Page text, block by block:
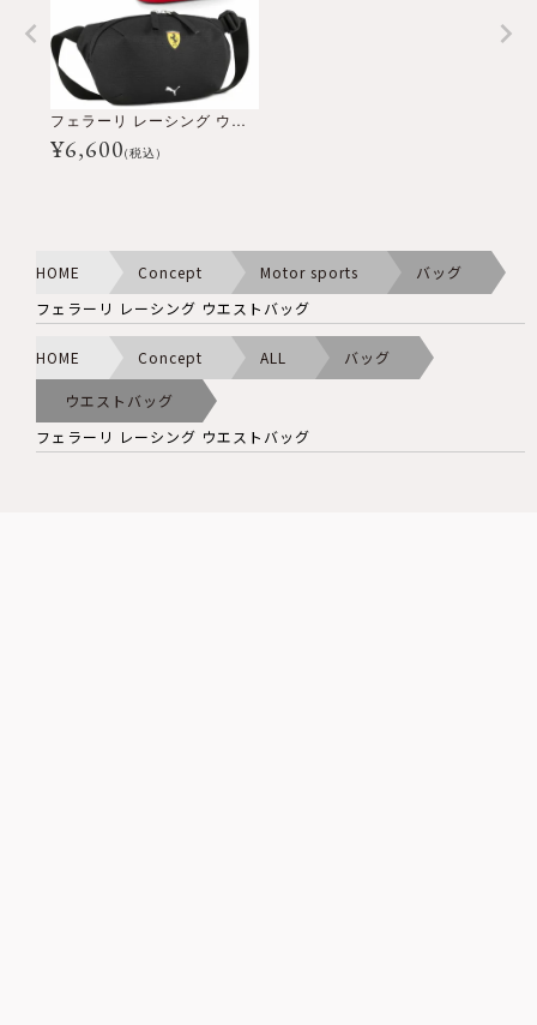
フェラーリ レーシング ウエストバッグ
¥6,600(税込)
HOME Concept Motor sports
バッグ
フェラーリ レーシング ウエストバッグ
HOME Concept ALL バッグ
ウエストバッグ
フェラーリ レーシング ウエストバッグ